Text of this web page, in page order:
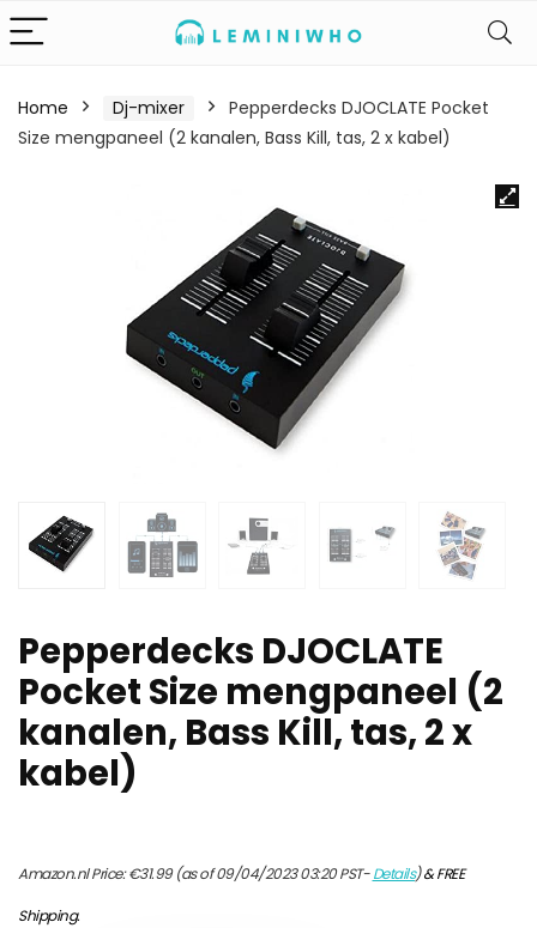
Home Dj-mixer
Pepperdecks DJOCLATE Pocket
Size mengpaneel (2 kanalen, Bass Kill, tas, 2 x kabel)
Pepperdecks DJOCLATE
Pocket Size mengpaneel (2
kanalen, Bass Kill, tas, 2 x
kabel)
Amazon.nl Price:€31.99(as of 09/04/2023 03:20 PST-Details)&FREE
Shipping.